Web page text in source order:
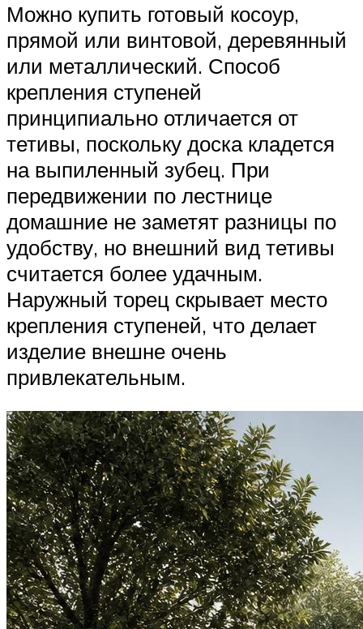
Можно купить готовый косоур,
прямой или винтовой, деревянный
или металлический. Способ
крепления ступеней
принципиально отличается от
тетивы, поскольку доска кладется
на выпиленный зубец. При
передвижении по лестнице
домашние не заметят разницы по
удобству, но внешний вид тетивы
считается более удачным.
Наружный торец скрывает место
крепления ступеней, что делает
изделие внешне очень
привлекательным.